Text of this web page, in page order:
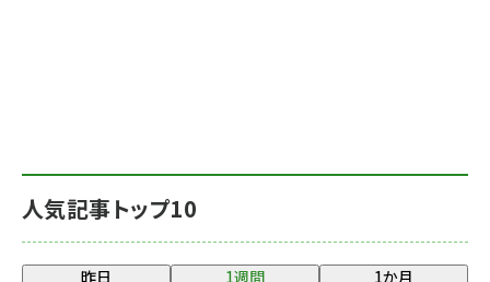
人気記事トップ10
昨日 1週間 1か月